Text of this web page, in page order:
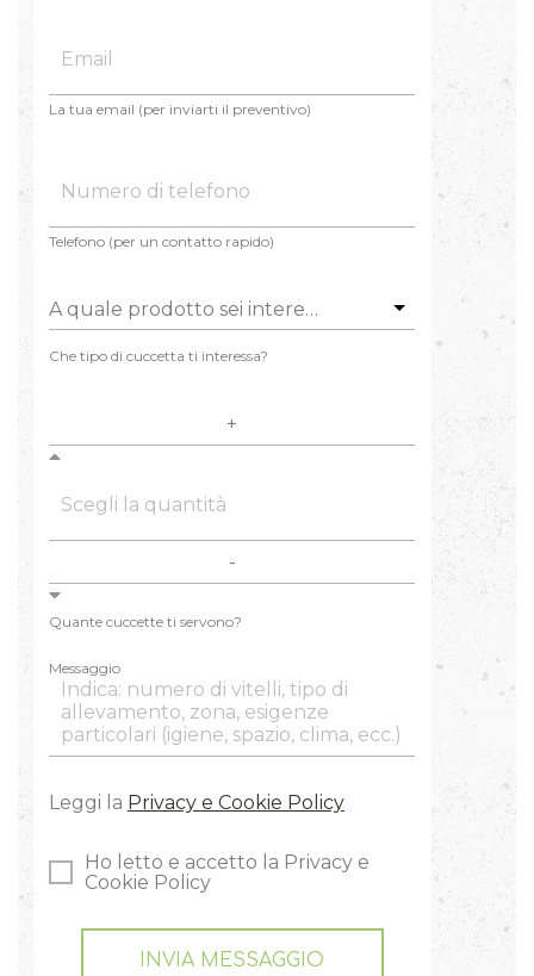
La tua email (per inviarti il preventivo)
Telefono (per un contatto rapido)
A quale prodotto sei interessato?
Che tipo di cuccetta ti interessa?
Quante cuccette ti servono?
Messaggio
Leggi la Privacy e Cookie Policy
Ho letto e accetto la Privacy e
Cookie Policy
INVIA MESSAGGIO